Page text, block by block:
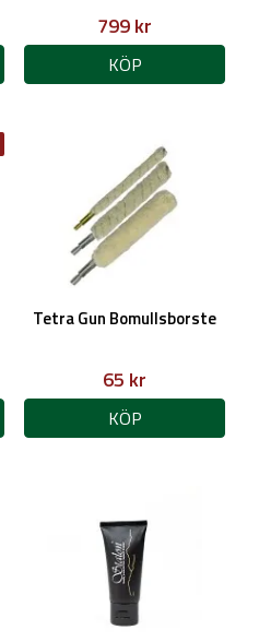
799 kr
KÖP
Tetra Gun Bomullsborste
65 kr
KÖP